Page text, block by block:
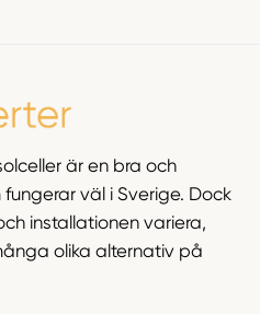
är en bra och
väl i Sverige. Dock
installationen variera,
olika alternativ på